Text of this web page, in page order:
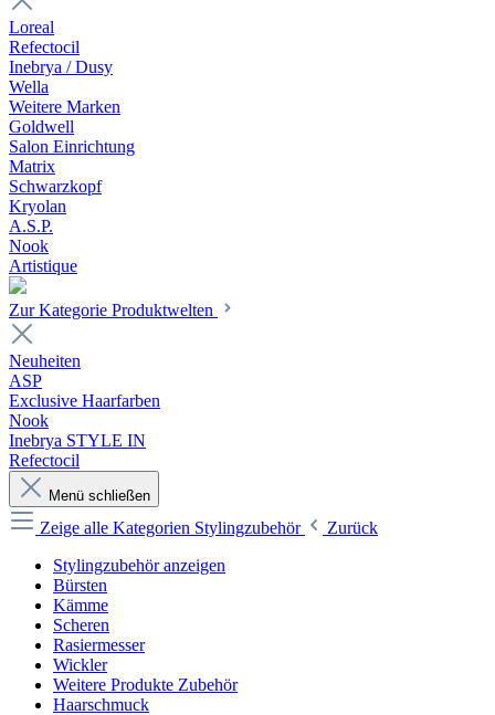
Loreal
Refectocil
Inebrya / Dusy
Wella
Weitere Marken
Goldwell
Salon Einrichtung
Matrix
Schwarzkopf
Kryolan
A.S.P.
Nook
Artistique
Zur Kategorie Produktwelten
Neuheiten
ASP
Exclusive Haarfarben
Nook
Inebrya STYLE IN
Refectocil
Menü schließen
Zeige alle Kategorien Stylingzubehör
Zurück
Stylingzubehör anzeigen
Bürsten
Kämme
Scheren
Rasiermesser
Wickler
Weitere Produkte Zubehör
Haarschmuck